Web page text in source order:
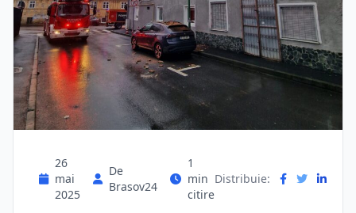
26
mai
2025
De
Brasov24
1
min
citire
Distribuie: